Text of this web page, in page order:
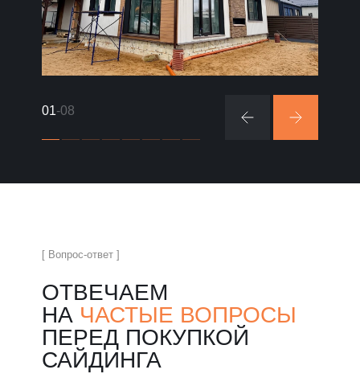
01-08
ОТВЕЧАЕМ
НА ЧАСТЫЕ ВОПРОСЫ
ПЕРЕД ПОКУПКОЙ
САЙДИНГА
[ Вопрос-ответ ]